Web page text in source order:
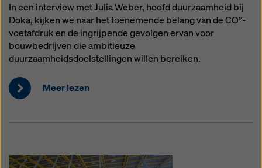
In een interview met Julia Weber, hoofd duurzaamheid bij
Doka, kijken we naar het toenemende belang van de CO²-
voetafdruk en de ingrijpende gevolgen ervan voor
bouwbedrijven die ambitieuze
duurzaamheidsdoelstellingen willen bereiken.
Meer lezen